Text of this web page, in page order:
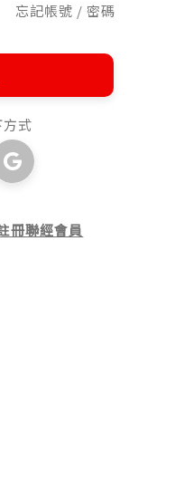
忘記帳號 / 密碼
式
冊聯經會員